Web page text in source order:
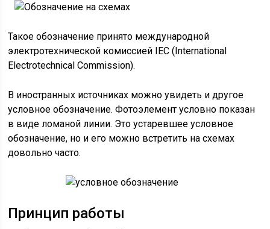
Такое обозначение принято международной
электротехнической комиссией IEC (International
Electrotechnical Commission).
В иностранных источниках можно увидеть и другое
условное обозначение. Фотоэлемент условно показан
в виде ломаной линии. Это устаревшее условное
обозначение, но и его можно встретить на схемах
довольно часто.
Принцип работы